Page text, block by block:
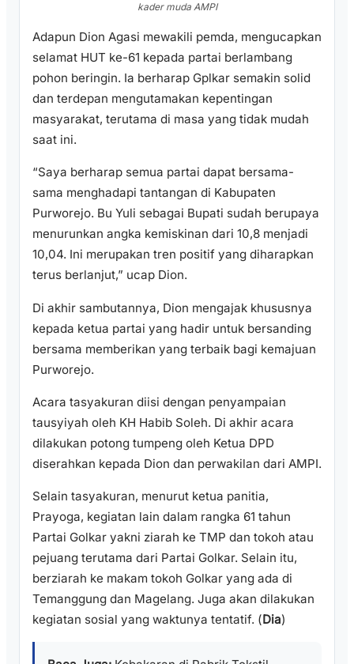
kader muda AMPI
Adapun Dion Agasi mewakili pemda, mengucapkan
selamat HUT ke-61 kepada partai berlambang
pohon beringin. Ia berharap Gplkar semakin solid
dan terdepan mengutamakan kepentingan
masyarakat, terutama di masa yang tidak mudah
saat ini.
“Saya berharap semua partai dapat bersama-
sama menghadapi tantangan di Kabupaten
Purworejo. Bu Yuli sebagai Bupati sudah berupaya
menurunkan angka kemiskinan dari 10,8 menjadi
10,04. Ini merupakan tren positif yang diharapkan
terus berlanjut,” ucap Dion.
Di akhir sambutannya, Dion mengajak khususnya
kepada ketua partai yang hadir untuk bersanding
bersama memberikan yang terbaik bagi kemajuan
Purworejo.
Acara tasyakuran diisi dengan penyampaian
tausyiyah oleh KH Habib Soleh. Di akhir acara
dilakukan potong tumpeng oleh Ketua DPD
diserahkan kepada Dion dan perwakilan dari AMPI.
Selain tasyakuran, menurut ketua panitia,
Prayoga, kegiatan lain dalam rangka 61 tahun
Partai Golkar yakni ziarah ke TMP dan tokoh atau
pejuang terutama dari Partai Golkar. Selain itu,
berziarah ke makam tokoh Golkar yang ada di
Temanggung dan Magelang. Juga akan dilakukan
kegiatan sosial yang waktunya tentatif. (Dia)